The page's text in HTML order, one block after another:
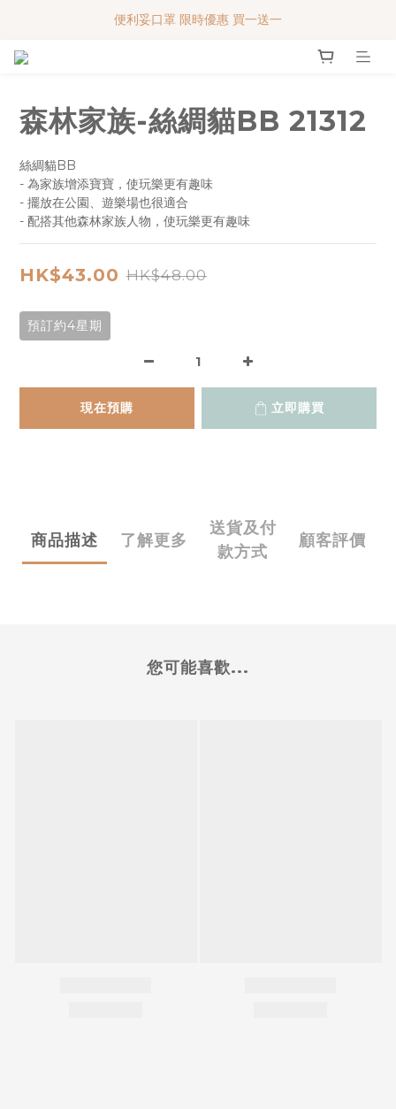
便利妥口罩 限時優惠 買一送一
便利妥口罩 限時優惠 買一送一
森林家族-絲綢貓BB 21312
絲綢貓BB
- 為家族增添寶寶，使玩樂更有趣味
- 擺放在公園、遊樂場也很適合
- 配搭其他森林家族人物，使玩樂更有趣味
HK$43.00 HK$48.00
預訂約4星期
現在預購 立即購買
商品描述 了解更多
送貨及付
款方式
顧客評價
您可能喜歡...